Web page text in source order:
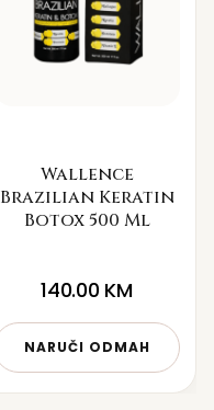
Wallence
Brazilian Keratin
Botox 500 Ml
140.00 KM
NARUČI ODMAH